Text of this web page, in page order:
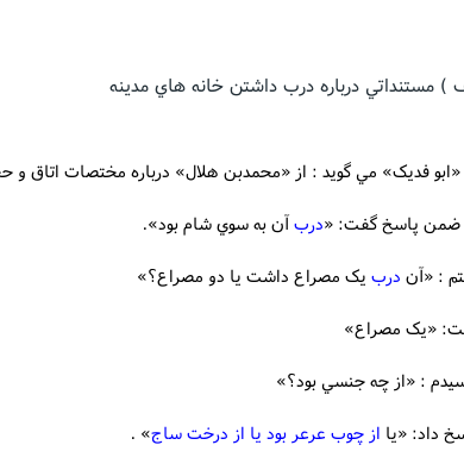
) مستنداتي درباره درب داشتن خانه هاي مدينه
ضمن پاسخ گفت: «دربآن به سوي شام بود».
: «آن درب يک مصراع داشت يا دو مصراع؟»
«يک مصراع»
: «از چه جنسي بود؟»
داد: «يا از چوب عرعر بود يا از درخت ساج» .